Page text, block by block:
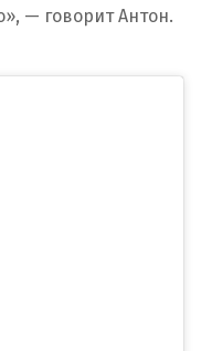
— говорит Антон.